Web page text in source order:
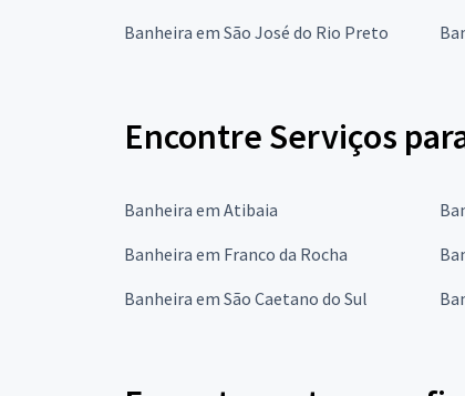
Banheira em São José do Rio Preto
Encontre Serviços
Banheira em Atibaia
Banheira em Franco da Rocha
Banheira em São Caetano do Sul